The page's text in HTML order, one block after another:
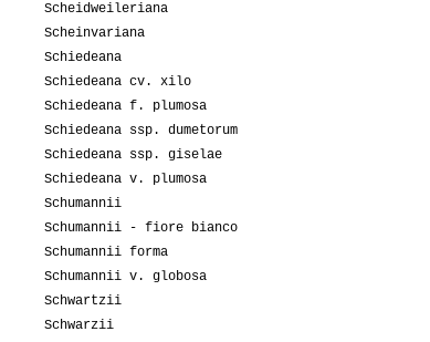
Scheidweileriana
Scheinvariana
Schiedeana
Schiedeana cv. xilo
Schiedeana f. plumosa
Schiedeana ssp. dumetorum
Schiedeana ssp. giselae
Schiedeana v. plumosa
Schumannii
Schumannii - fiore bianco
Schumannii forma
Schumannii v. globosa
Schwartzii
Schwarzii